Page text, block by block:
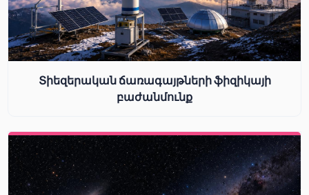
Տիեզերական ճառագայթների ֆիզիկայի
բաժանմունք